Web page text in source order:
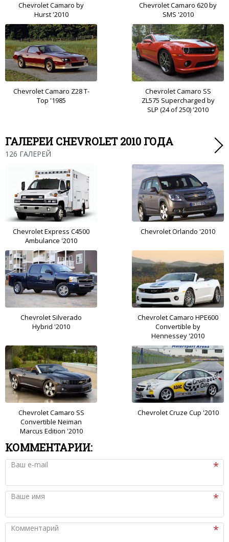
Chevrolet Camaro by
Hurst '2010
Chevrolet Camaro 620 by
SMS '2010
Chevrolet Camaro Z28 T-
Top '1985
Chevrolet Camaro SS
ZL575 Supercharged by
SLP (24 of 250) '2010
ГАЛЕРЕИ CHEVROLET 2010 ГОДА
126 ГАЛЕРЕЙ
Chevrolet Express C4500
Ambulance '2010
Chevrolet Orlando '2010
Chevrolet Silverado
Hybrid '2010
Chevrolet Camaro HPE600
Convertible by
Hennessey '2010
Chevrolet Camaro SS
Convertible Neiman
Marcus Edition '2010
Chevrolet Cruze Cup '2010
КОММЕНТАРИИ:
Ваш e-mail
Ваше имя
Комментарий